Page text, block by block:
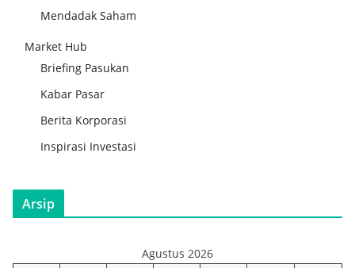
Mendadak Saham
Market Hub
Briefing Pasukan
Kabar Pasar
Berita Korporasi
Inspirasi Investasi
Arsip
Agustus 2026